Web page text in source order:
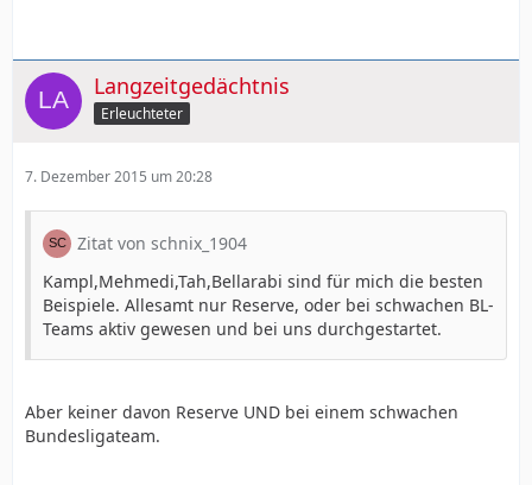
Langzeitgedächtnis
Erleuchteter
7. Dezember 2015 um 20:28
Zitat von schnix_1904
Kampl,Mehmedi,Tah,Bellarabi sind für mich die besten
Beispiele. Allesamt nur Reserve, oder bei schwachen BL-
Teams aktiv gewesen und bei uns durchgestartet.
Aber keiner davon Reserve UND bei einem schwachen
Bundesligateam.